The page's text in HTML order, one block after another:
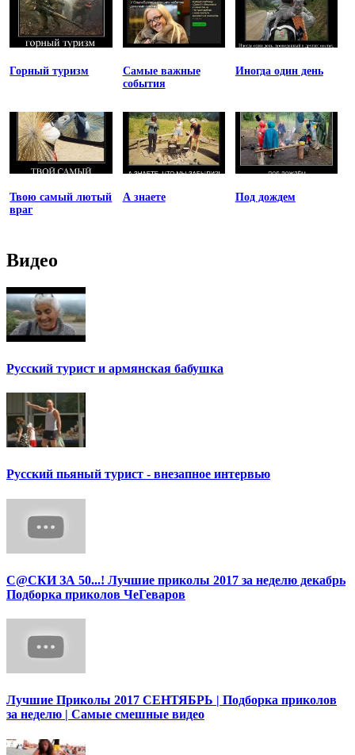
Горный туризм
Самые важные
события
Иногда один день
Твою самый лютый
враг
А знаете Под дождем
Видео
Русский турист и армянская бабушка
Русский пьяный турист - внезапное интервью
С@СКИ ЗА 50...! Лучшие приколы 2017 за неделю декабрь
Подборка приколов ЧеГеваров
Лучшие Приколы 2017 СЕНТЯБРЬ | Подборка приколов
за неделю | Самые смешные видео